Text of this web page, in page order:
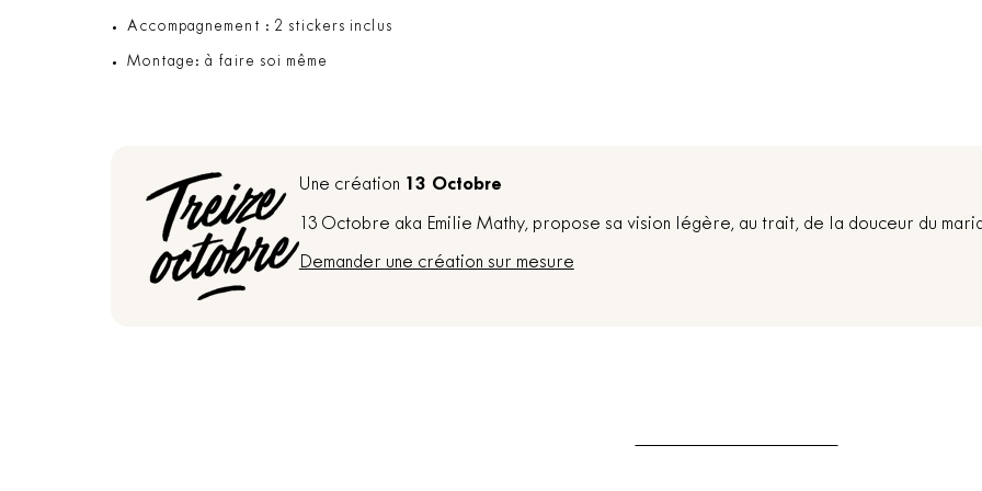
Accompagnement : 2 stickers inclus
Montage: à faire soi même
Une création 13 Octobre
13 Octobre aka Emilie Mathy, propose sa vision légère, au trait, de la douceur du
Demander une création sur mesure